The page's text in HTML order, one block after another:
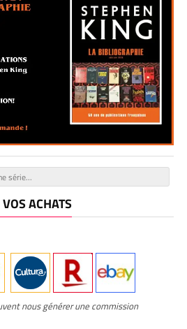
ACHATS
nous générer une commission